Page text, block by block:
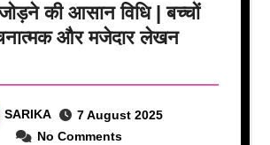
की आसान विधि | बच्चों
और मजेदार लेखन
SARIKA
7 August 2025
No Comments